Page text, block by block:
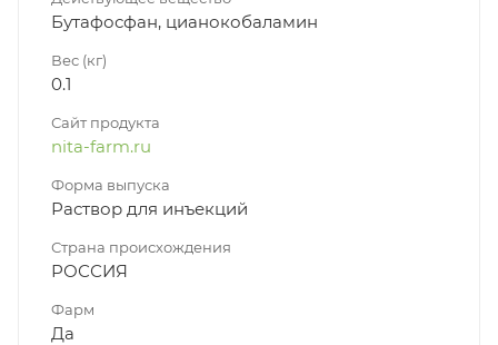
Бутафосфан, цианокобаламин
Вес (кг)
0.1
Сайт продукта
nita-farm.ru
Форма выпуска
Раствор для инъекций
Страна происхождения
РОССИЯ
Фарм
Да